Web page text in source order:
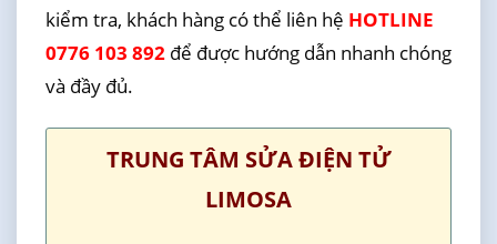
kiểm tra, khách hàng có thể liên hệ HOTLINE
0776 103 892để được hướng dẫn nhanh chóng
và đầy đủ.
TRUNG TÂM SỬA ĐIỆN TỬ
LIMOSA